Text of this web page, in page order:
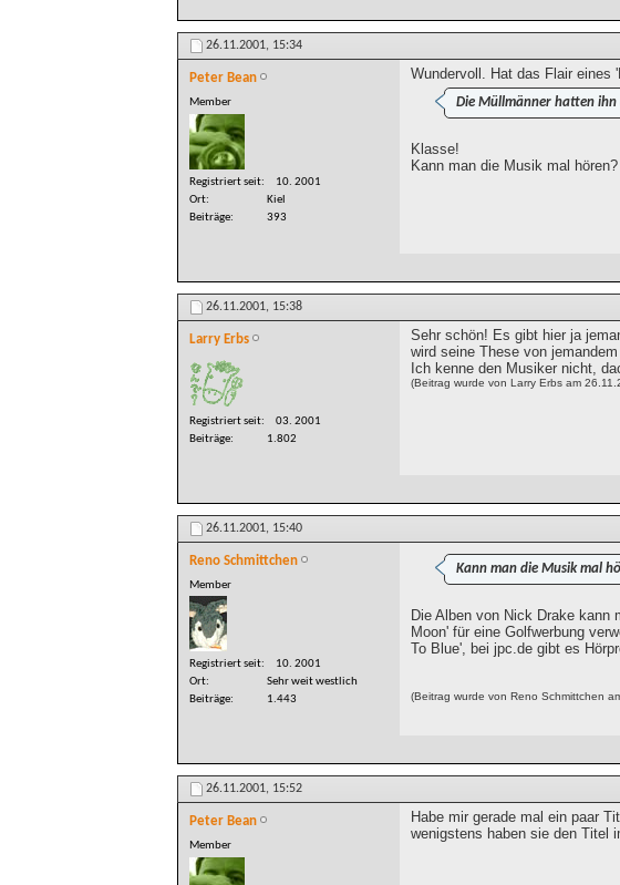
26.11.2001, 15:34
Peter Bean
Member
Registriert seit
10. 2001
Ort
Kiel
Beiträge
393
Wundervoll. Hat das Flair eines
Die Müllmänner hatten ihn
Klasse!
Kann man die Musik mal hören?
26.11.2001, 15:38
Larry Erbs
Registriert seit
03. 2001
Beiträge
1.802
Sehr schön! Es gibt hier ja
wird seine These von
Ich kenne den Musiker nicht,
(Beitrag wurde von Larry Erbs am
26.11.2001, 15:40
Reno Schmittchen
Member
Registriert seit
10. 2001
Ort
Sehr weit westlich
Beiträge
1.443
Kann man die Musik mal
Die Alben von Nick Drake kann
Moon' für eine Golfwerbung
To Blue', bei jpc.de gibt es
(Beitrag wurde von Reno Schmittchen
26.11.2001, 15:52
Peter Bean
Member
Habe mir gerade mal ein paar
wenigstens haben sie den Titel